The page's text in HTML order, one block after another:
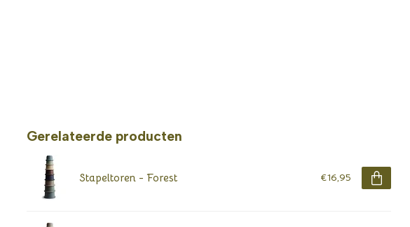
Gerelateerde producten
Stapeltoren - Forest €16,95